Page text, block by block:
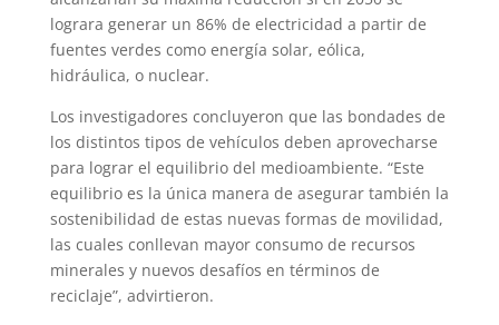
lograra generar un 86% de electricidad a partir de
fuentes verdes como energía solar, eólica,
hidráulica, o nuclear.
Los investigadores concluyeron que las bondades de
los distintos tipos de vehículos deben aprovecharse
para lograr el equilibrio del medioambiente. “Este
equilibrio es la única manera de asegurar también la
sostenibilidad de estas nuevas formas de movilidad,
las cuales conllevan mayor consumo de recursos
minerales y nuevos desafíos en términos de
reciclaje”, advirtieron.